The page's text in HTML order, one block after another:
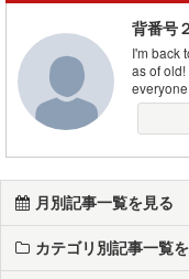
背番号
I'm back
as of
月別記事一覧を見る
カテゴリ別記事一覧